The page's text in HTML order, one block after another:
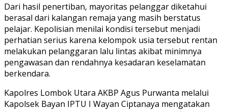
Dari hasil penertiban, mayoritas pelanggar diketahui
berasal dari kalangan remaja yang masih berstatus
pelajar. Kepolisian menilai kondisi tersebut menjadi
perhatian serius karena kelompok usia tersebut rentan
melakukan pelanggaran lalu lintas akibat minimnya
pengawasan dan rendahnya kesadaran keselamatan
berkendara.
Kapolres Lombok Utara AKBP Agus Purwanta melalui
Kapolsek Bayan IPTU I Wayan Ciptanaya mengatakan